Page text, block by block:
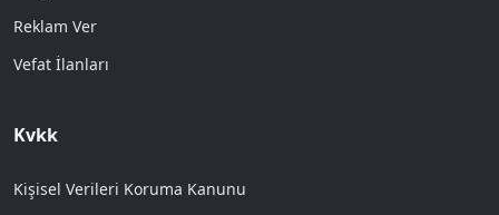
Reklam Ver
Vefat İlanları
Kvkk
Kişisel Verileri Koruma Kanunu